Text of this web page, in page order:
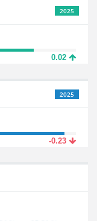
2025
0.02
2025
-0.23